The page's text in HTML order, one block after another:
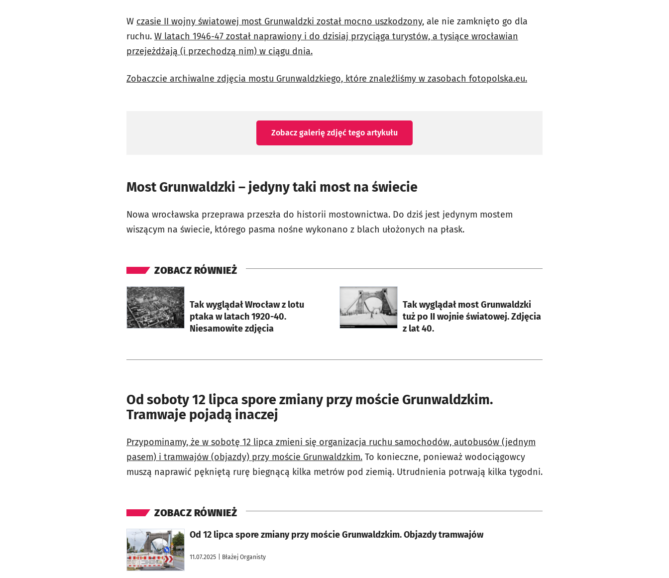
W czasie II wojny światowej most Grunwaldzki został mocno uszkodzony, ale nie zamknięto go dla
ruchu. W latach 1946-47 został naprawiony i do dzisiaj przyciąga turystów, a tysiące wrocławian
przejeżdżają (i przechodzą nim) w ciągu dnia.
Zobaczcie archiwalne zdjęcia mostu Grunwaldzkiego, które znaleźliśmy w zasobach fotopolska.eu.
Zobacz galerię zdjęć tego artykułu
Most Grunwaldzki – jedyny taki most na świecie
Nowa wrocławska przeprawa przeszła do historii mostownictwa. Do dziś jest jedynym mostem
wiszącym na świecie, którego pasma nośne wykonano z blach ułożonych na płask.
ZOBACZ RÓWNIEŻ
Tak wyglądał Wrocław z lotu
ptaka w latach 1920-40.
Niesamowite zdjęcia
otworzy się w nowej karcie
Tak wyglądał most Grunwaldzki
tuż po II wojnie światowej. Zdjęcia
z lat 40.
otworzy się w nowej karcie
Od soboty 12 lipca spore zmiany przy moście Grunwaldzkim.
Tramwaje pojadą inaczej
Przypominamy, że w sobotę 12 lipca zmieni się organizacja ruchu samochodów, autobusów (jednym
pasem) i tramwajów (objazdy) przy moście Grunwaldzkim. To konieczne, ponieważ wodociągowcy
muszą naprawić pękniętą rurę biegnącą kilka metrów pod ziemią. Utrudnienia potrwają kilka tygodni.
ZOBACZ RÓWNIEŻ
Od 12 lipca spore zmiany przy moście Grunwaldzkim. Objazdy tramwajów
11.07.2025 | Błażej Organisty
otworzy się w nowej karcie